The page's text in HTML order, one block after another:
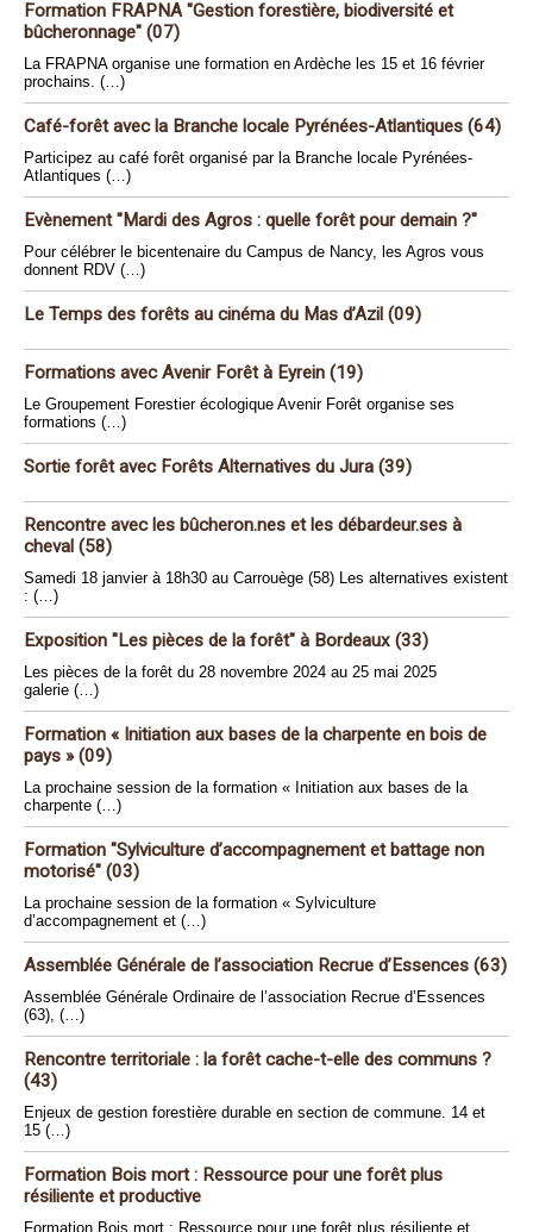
Formation FRAPNA "Gestion forestière, biodiversité et
bûcheronnage" (07)
La FRAPNA organise une formation en Ardèche les 15 et 16 février
prochains. (…)
Café-forêt avec la Branche locale Pyrénées-Atlantiques (64)
Participez au café forêt organisé par la Branche locale Pyrénées-
Atlantiques (…)
Evènement "Mardi des Agros : quelle forêt pour demain ?"
Pour célébrer le bicentenaire du Campus de Nancy, les Agros vous
donnent RDV (…)
Le Temps des forêts au cinéma du Mas d’Azil (09)
Formations avec Avenir Forêt à Eyrein (19)
Le Groupement Forestier écologique Avenir Forêt organise ses
formations (…)
Sortie forêt avec Forêts Alternatives du Jura (39)
Rencontre avec les bûcheron.nes et les débardeur.ses à
cheval (58)
Samedi 18 janvier à 18h30 au Carrouège (58) Les alternatives existent
: (…)
Exposition "Les pièces de la forêt" à Bordeaux (33)
Les pièces de la forêt du 28 novembre 2024 au 25 mai 2025
galerie (…)
Formation « Initiation aux bases de la charpente en bois de
pays » (09)
La prochaine session de la formation « Initiation aux bases de la
charpente (…)
Formation "Sylviculture d’accompagnement et battage non
motorisé" (03)
La prochaine session de la formation « Sylviculture
d’accompagnement et (…)
Assemblée Générale de l’association Recrue d’Essences (63)
Assemblée Générale Ordinaire de l’association Recrue d’Essences
(63), (…)
Rencontre territoriale : la forêt cache-t-elle des communs ?
(43)
Enjeux de gestion forestière durable en section de commune. 14 et
15 (…)
Formation Bois mort : Ressource pour une forêt plus
résiliente et productive
Formation Bois mort : Ressource pour une forêt plus résiliente et